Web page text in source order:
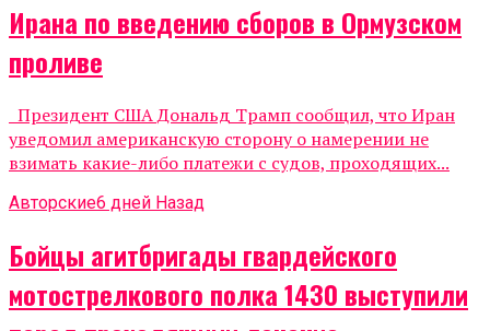
Ирана по введению сборов в Ормузском
проливе
Президент США Дональд Трамп сообщил, что Иран
уведомил американскую сторону о намерении не
взимать какие-либо платежи с судов, проходящих...
Авторские6 дней Назад
Бойцы агитбригады гвардейского
мотострелкового полка 1430 выступили